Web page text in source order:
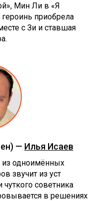
Мин Ли в «Я
приобрела
с Зи и ставшая
— Илья Исаев
из одноимённых
звучит из уст
чуткого советника
в решениях